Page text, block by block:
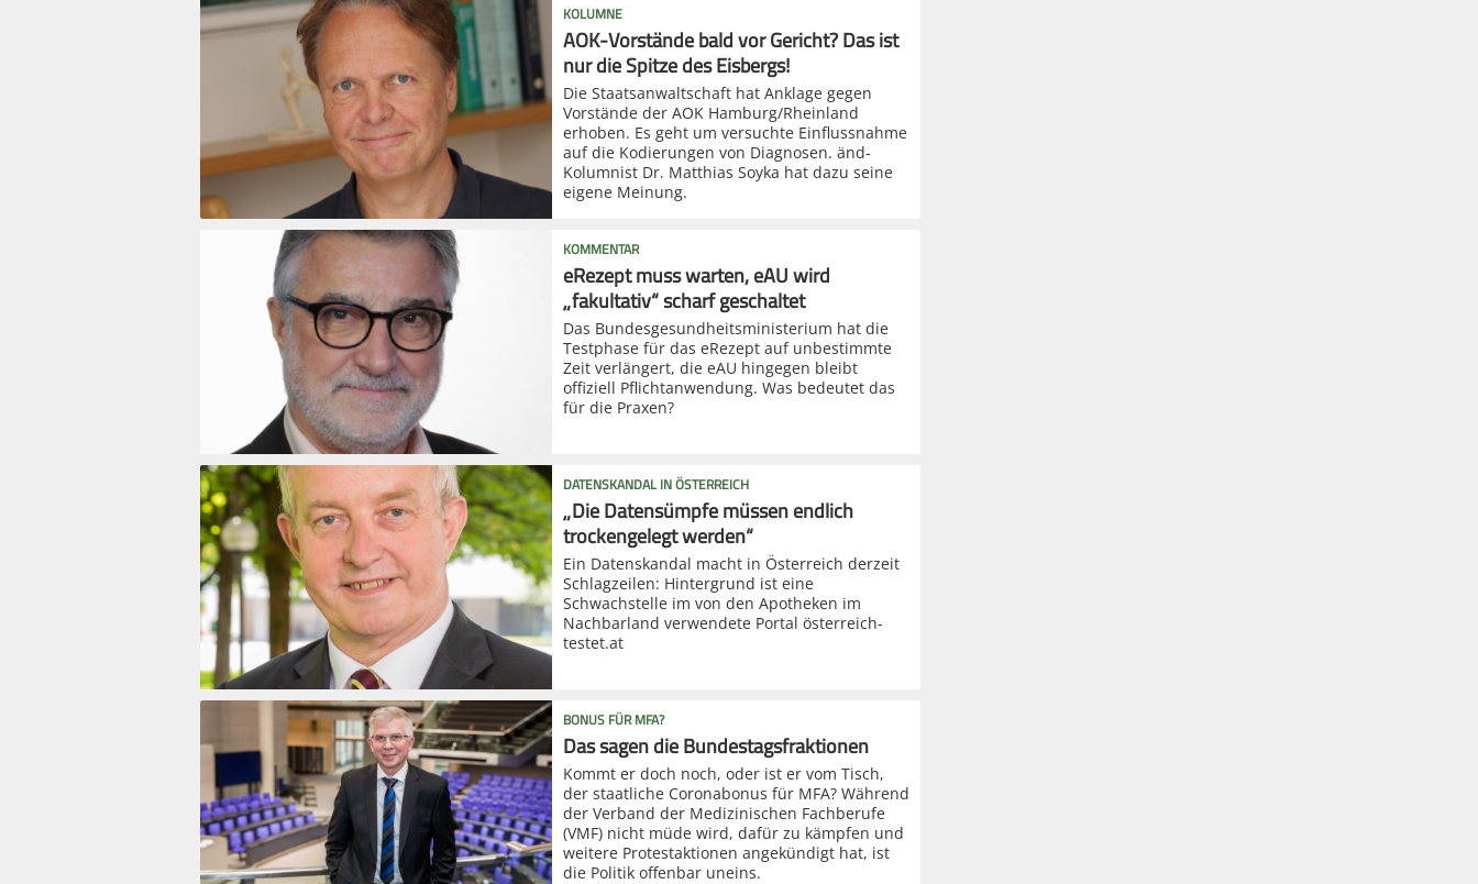
KOLUMNE
AOK-Vorstände bald vor Gericht? Das ist
nur die Spitze des Eisbergs!
Die Staatsanwaltschaft hat Anklage gegen
Vorstände der AOK Hamburg/Rheinland
erhoben. Es geht um versuchte Einflussnahme
auf die Kodierungen von Diagnosen. änd-
Kolumnist Dr. Matthias Soyka hat dazu seine
eigene Meinung.
KOMMENTAR
eRezept muss warten, eAU wird
„fakultativ“ scharf geschaltet
Das Bundesgesundheitsministerium hat die
Testphase für das eRezept auf unbestimmte
Zeit verlängert, die eAU hingegen bleibt
offiziell Pflichtanwendung. Was bedeutet das
für die Praxen?
DATENSKANDAL IN ÖSTERREICH
„Die Datensümpfe müssen endlich
trockengelegt werden“
Ein Datenskandal macht in Österreich derzeit
Schlagzeilen: Hintergrund ist eine
Schwachstelle im von den Apotheken im
Nachbarland verwendete Portal österreich-
testet.at
BONUS FÜR MFA?
Das sagen die Bundestagsfraktionen
Kommt er doch noch, oder ist er vom Tisch,
der staatliche Coronabonus für MFA? Während
der Verband der Medizinischen Fachberufe
(VMF) nicht müde wird, dafür zu kämpfen und
weitere Protestaktionen angekündigt hat, ist
die Politik offenbar uneins.